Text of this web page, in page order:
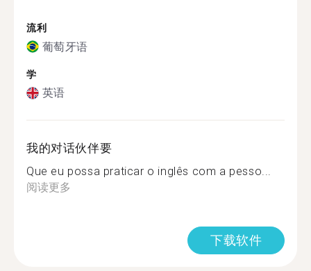
流利
葡萄牙语
学
英语
我的对话伙伴要
Que eu possa praticar o inglês com a pesso...
阅读更多
下载软件